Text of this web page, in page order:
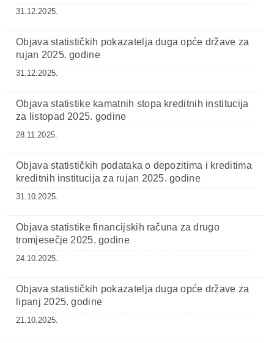
31.12.2025.
Objava statističkih pokazatelja duga opće države za
rujan 2025. godine
31.12.2025.
Objava statistike kamatnih stopa kreditnih institucija
za listopad 2025. godine
28.11.2025.
Objava statističkih podataka o depozitima i kreditima
kreditnih institucija za rujan 2025. godine
31.10.2025.
Objava statistike financijskih računa za drugo
tromjesečje 2025. godine
24.10.2025.
Objava statističkih pokazatelja duga opće države za
lipanj 2025. godine
21.10.2025.